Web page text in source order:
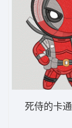
死侍的卡